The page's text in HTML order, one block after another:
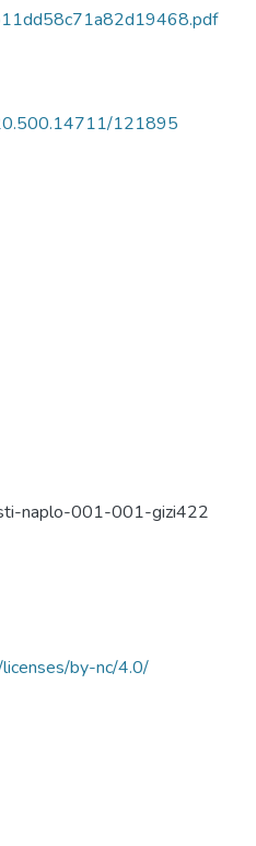
121895
naplo-001-001-gizi422
by-nc/4.0/